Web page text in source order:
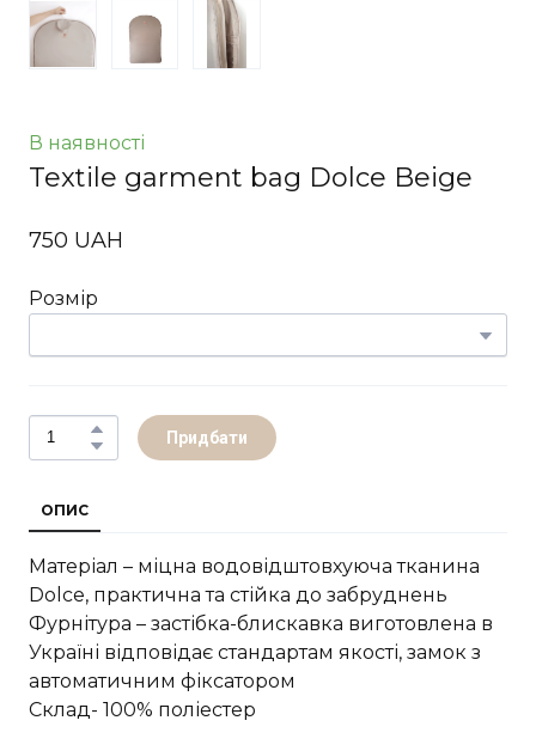
В наявності
Textile garment bag Dolce Beige
750 UAH
Розмір
Придбати
ОПИС
Матеріал – міцна водовідштовхуюча тканина
Dolce, практична та стійка до забруднень
Фурнітура – застібка-блискавка виготовлена в
Україні відповідає стандартам якості, замок з
автоматичним фіксатором
Склад- 100% поліестер